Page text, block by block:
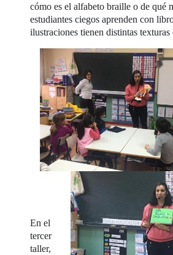
cómo es el alfabeto braille o de qué
estudiantes ciegos aprenden con
ilustraciones tienen distintas texturas
En el
tercer
taller,